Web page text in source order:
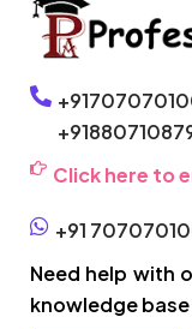
Click here to
+91
Need help with
knowledge base